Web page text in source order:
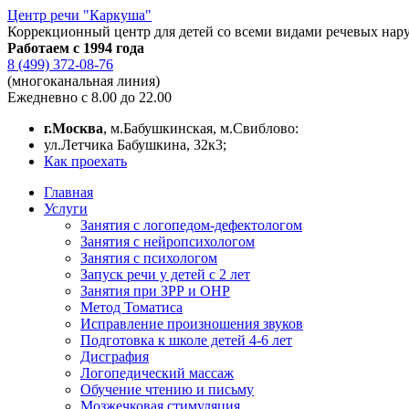
Центр речи "Каркуша"
Коррекционный центр для детей со всеми видами речевых
Работаем с 1994 года
8 (499) 372-08-76
(многоканальная линия)
Ежедневно с 8.00 до 22.00
г.Москва, м.Бабушкинская, м.Свиблово:
ул.Летчика Бабушкина, 32к3;
Как проехать
Главная
Услуги
Занятия с логопедом-дефектологом
Занятия с нейропсихологом
Занятия с психологом
Запуск речи у детей с 2 лет
Занятия при ЗРР и ОНР
Метод Томатиса
Исправление произношения звуков
Подготовка к школе детей 4-6 лет
Дисграфия
Логопедический массаж
Обучение чтению и письму
Мозжечковая стимуляция